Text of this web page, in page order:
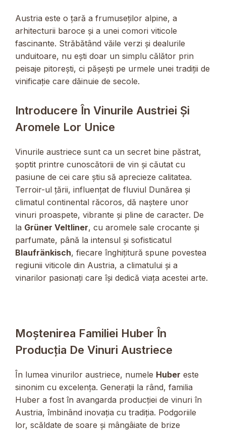
Austria este o țară a frumuseților alpine, a
arhitecturii baroce și a unei comori viticole
fascinante. Străbătând văile verzi și dealurile
unduitoare, nu ești doar un simplu călător prin
peisaje pitorești, ci pășești pe urmele unei tradiții de
vinificație care dăinuie de secole.
Introducere În Vinurile Austriei Și
Aromele Lor Unice
Vinurile austriece sunt ca un secret bine păstrat,
șoptit printre cunoscătorii de vin și căutat cu
pasiune de cei care știu să aprecieze calitatea.
Terroir-ul țării, influențat de fluviul Dunărea și
climatul continental răcoros, dă naștere unor
vinuri proaspete, vibrante și pline de caracter. De
la Grüner Veltliner, cu aromele sale crocante și
parfumate, până la intensul și sofisticatul
Blaufränkisch, fiecare înghițitură spune povestea
regiunii viticole din Austria, a climatului și a
vinarilor pasionați care își dedică viața acestei arte.
Moștenirea Familiei Huber În
Producția De Vinuri Austriece
În lumea vinurilor austriece, numele Huber este
sinonim cu excelența. Generații la rând, familia
Huber a fost în avangarda producției de vinuri în
Austria, îmbinând inovația cu tradiția. Podgoriile
lor, scăldate de soare și mângâiate de brize